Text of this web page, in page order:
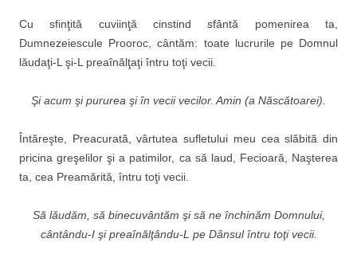
Cu sfinţită cuviinţă cinstind sfântă pomenirea ta,
Dumnezeiescule Prooroc, cântăm: toate lucrurile pe Domnul
lăudaţi-L şi-L preaînălţaţi întru toţi vecii.
Şi acum şi pururea şi în vecii vecilor. Amin (a Născătoarei).
Întăreşte, Preacurată, vârtutea sufletului meu cea slăbită din
pricina greşelilor şi a patimilor, ca să laud, Fecioară, Naşterea
ta, cea Preamărită, întru toţi vecii.
Să lăudăm, să binecuvântăm şi să ne închinăm Domnului,
cântându-I şi preaînălţându-L pe Dânsul întru toţi vecii.